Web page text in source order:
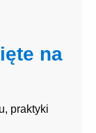
na
praktyki